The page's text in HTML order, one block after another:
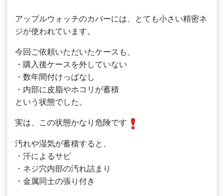
アップルウォッチのカバーには、とても小さい精密ネ
ジが使われています。
今回ご依頼いただいたケースも、
・購入後ケースを外していない
・数年間付けっぱなし
・内部に皮脂やホコリが蓄積
という状態でした。
実は、この状態かなり危険です
汚れや湿気が蓄積すると、
・汗によるサビ
・ネジ穴内部の汚れ詰まり
・金属同士の張り付き